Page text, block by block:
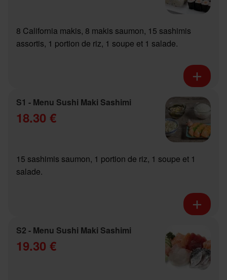
8 California makis, 8 makis saumon, 15 sashimis
assortis, 1 portion de riz, 1 soupe et 1 salade.
S1 - Menu Sushi Maki Sashimi
18.30 €
15 sashimis saumon, 1 portion de riz, 1 soupe et 1
salade.
S2 - Menu Sushi Maki Sashimi
19.30 €